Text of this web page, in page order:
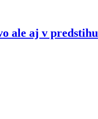
ale aj v predstihu